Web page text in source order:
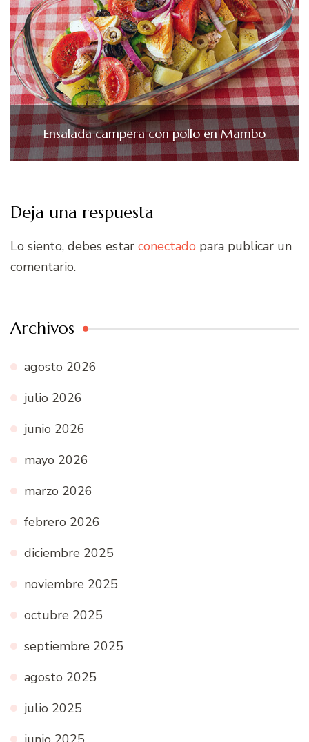
Ensalada campera con pollo en Mambo
Deja una respuesta
Lo siento, debes estar conectado para publicar un
comentario.
Archivos
agosto 2026
julio 2026
junio 2026
mayo 2026
marzo 2026
febrero 2026
diciembre 2025
noviembre 2025
octubre 2025
septiembre 2025
agosto 2025
julio 2025